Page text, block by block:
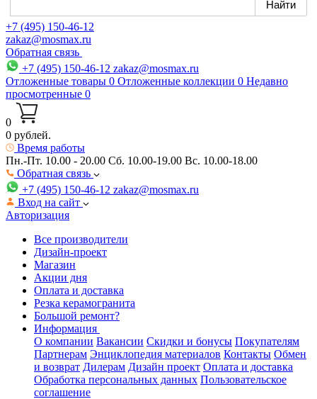
+7 (495) 150-46-12
zakaz@mosmax.ru
Обратная связь
+7 (495) 150-46-12 zakaz@mosmax.ru
Отложенные товары 0 Отложенные коллекции 0 Недавно
просмотренные 0
0
0 рублей.
Время работы
Пн.-Пт. 10.00 - 20.00 Сб. 10.00-19.00 Вс. 10.00-18.00
Обратная связь
+7 (495) 150-46-12 zakaz@mosmax.ru
Вход на сайт
Авторизация
Все производители
Дизайн-проект
Магазин
Акции дня
Оплата и доставка
Резка керамогранита
Большой ремонт?
Информация
О компании Вакансии Скидки и бонусы Покупателям
Партнерам Энциклопедия материалов Контакты Обмен
и возврат Дилерам Дизайн проект Оплата и доставка
Обработка персональных данных Пользовательское
соглашение